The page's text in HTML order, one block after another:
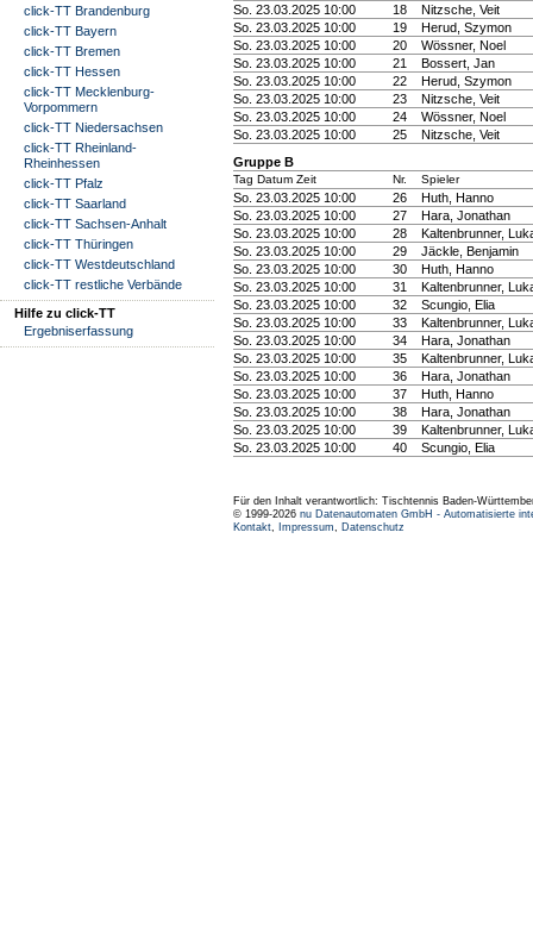
click-TT Brandenburg
click-TT Bayern
click-TT Bremen
click-TT Hessen
click-TT Mecklenburg-
Vorpommern
click-TT Niedersachsen
click-TT Rheinland-
Rheinhessen
click-TT Pfalz
click-TT Saarland
click-TT Sachsen-Anhalt
click-TT Thüringen
click-TT Westdeutschland
click-TT restliche Verbände
Hilfe zu click-TT
Ergebniserfassung
So. 23.03.2025 10:00
18
Nitzsche, Veit
So. 23.03.2025 10:00
19
Herud, Szymon
So. 23.03.2025 10:00
20
Wössner, Noel
So. 23.03.2025 10:00
21
Bossert, Jan
So. 23.03.2025 10:00
22
Herud, Szymon
So. 23.03.2025 10:00
23
Nitzsche, Veit
So. 23.03.2025 10:00
24
Wössner, Noel
So. 23.03.2025 10:00
25
Nitzsche, Veit
Gruppe B
Tag Datum Zeit Nr. Spieler
So. 23.03.2025 10:00 26
Huth, Hanno
So. 23.03.2025 10:00
27
Hara, Jonathan
So. 23.03.2025 10:00
28
Kaltenbrunner,
So. 23.03.2025 10:00
29
Jäckle, Benjamin
So. 23.03.2025 10:00
30
Huth, Hanno
So. 23.03.2025 10:00
31
Kaltenbrunner,
So. 23.03.2025 10:00
32
Scungio, Elia
So. 23.03.2025 10:00
33
Kaltenbrunner,
So. 23.03.2025 10:00
34
Hara, Jonathan
So. 23.03.2025 10:00
35
Kaltenbrunner,
So. 23.03.2025 10:00
36
Hara, Jonathan
So. 23.03.2025 10:00
37
Huth, Hanno
So. 23.03.2025 10:00
38
Hara, Jonathan
So. 23.03.2025 10:00
39
Kaltenbrunner,
So. 23.03.2025 10:00
40 Scungio, Elia
Für den Inhalt verantwortlich: Tischtennis Baden-
© 1999-2026 nu Datenautomaten GmbH - Automatisierte
Kontakt, Impressum, Datenschutz